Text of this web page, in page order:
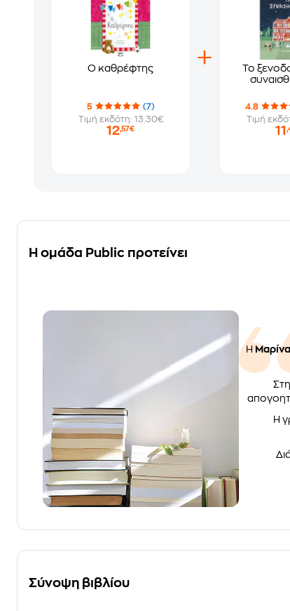
Ο καθρέφτης
5
(7)
Τιμή εκδότη: 13.30€
12,57€
Το
4.8
Τιμή
11
Η ομάδα Public προτείνει
Η
Η
Σύνοψη βιβλίου